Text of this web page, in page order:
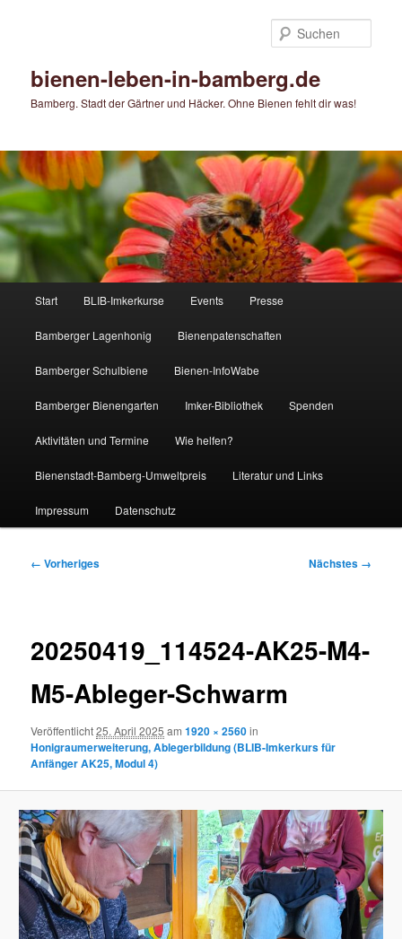
bienen-leben-in-bamberg.de
Bamberg. Stadt der Gärtner und Häcker. Ohne Bienen fehlt dir was!
Start BLIB-Imkerkurse Events Presse
Bamberger Lagenhonig Bienenpatenschaften
Bamberger Schulbiene Bienen-InfoWabe
Bamberger Bienengarten Imker-Bibliothek Spenden
Aktivitäten und Termine Wie helfen?
Bienenstadt-Bamberg-Umweltpreis Literatur und Links
Impressum Datenschutz
Bilder-
← Vorheriges Nächstes →
20250419_114524-AK25-M4-
M5-Ableger-Schwarm
Veröffentlicht25. April 2025 am1920 × 2560in
Honigraumerweiterung, Ablegerbildung (BLIB-Imkerkurs für
Anfänger AK25, Modul 4)